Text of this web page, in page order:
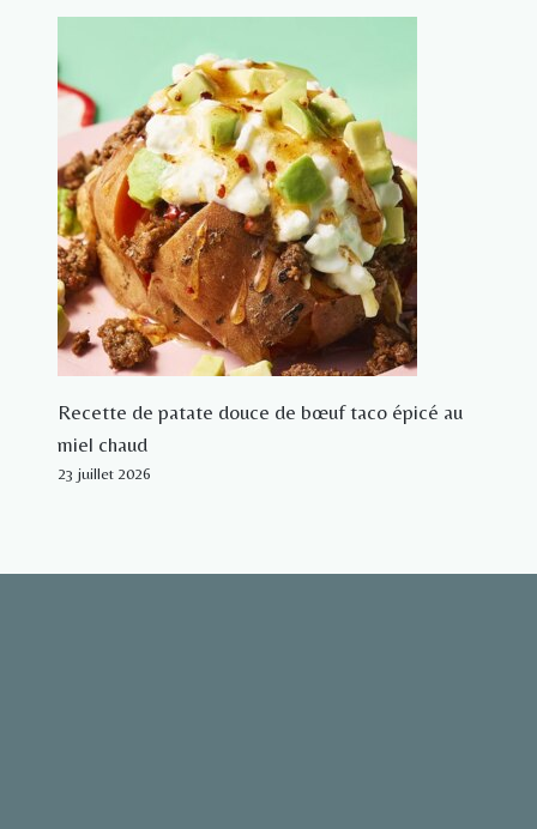
Recette de patate douce de bœuf taco épicé au
miel chaud
23 juillet 2026